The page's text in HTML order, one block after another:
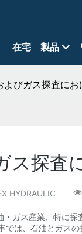
在宅 製品
よびガス探査に
ス探査
HYDRAULIC
・ガス産業、特に
では、石油とガス